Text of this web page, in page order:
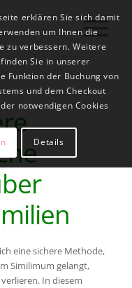
eine sichere Methode,
Similimum gelangt,
In diesem
erklären Sie sich damit
um Ihnen die
zu verbessern. Weitere
Sie in unserer
Funktion der Buchung von
und dem Checkout
notwendigen Cookies
Details